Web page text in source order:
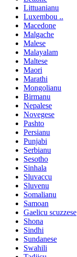
Littuanianu
Luxembou ..
Macedone
Malgache
Malese
Malayalam
Maltese
Maori
Marathi
Mongolianu
Birmanu
Nepalese
Novegese
Pashto
Persianu
Punjabi
Serbianu
Sesotho
Sinhala
Sluvaccu
Sluvenu
Somalianu
Samoan
Gaelicu scuzzese
Shona
Sindhi
Sundanese
Swahili